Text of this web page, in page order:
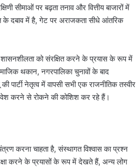
सीमाओं पर बढ़ता तनाव और वित्तीय बाजारों में
दबाव में है, गेट पर अराजकता सीधे आंतरिक
शासनशीलता को संरक्षित करने के प्रयास के रूप में
थकान, नगरपालिका चुनावों के बाद
पार्टी नेतृत्व में वापसी सभी एक राजनीतिक तस्वीर
करने से रोकने की कोशिश कर रहे हैं।
करना चाहता है, संस्थागत विश्वास का प्रश्न
करने के प्रयासों के रूप में देखते हैं, अन्य लोग